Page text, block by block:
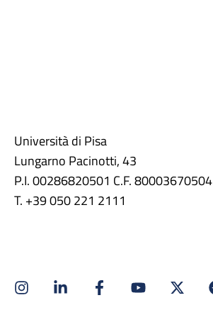
Università di Pisa
Lungarno Pacinotti, 43
P.I. 00286820501 C.F. 80003670504
T. +39 050 221 2111